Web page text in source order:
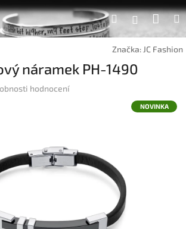
Hledat
Značka: JC Fashion
náramek PH-1490
hodnocení
NOVINKA